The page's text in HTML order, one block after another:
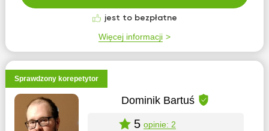
jest to bezpłatne
Więcej informacji
Sprawdzony korepetytor
Dominik Bartuś
5 opinie: 2